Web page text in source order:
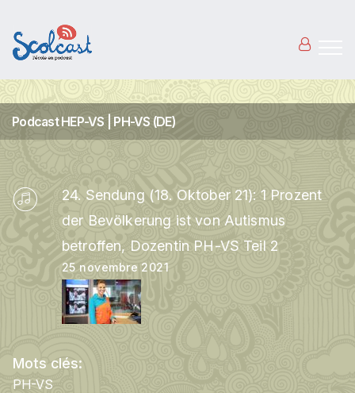
Podcast HEP-VS | PH-VS (DE)
24. Sendung (18. Oktober 21): 1 Prozent
der Bevölkerung ist von Autismus
betroffen, Dozentin PH-VS Teil 2
25 novembre 2021
Mots clés:
PH-VS